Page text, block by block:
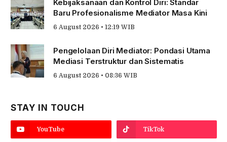
Kebijaksanaan dan Kontrol Diri: Standar
Baru Profesionalisme Mediator Masa Kini
6 August 2026 • 12:19 WIB
Pengelolaan Diri Mediator: Pondasi Utama
Mediasi Terstruktur dan Sistematis
6 August 2026 • 08:36 WIB
STAY IN TOUCH
YouTube TikTok